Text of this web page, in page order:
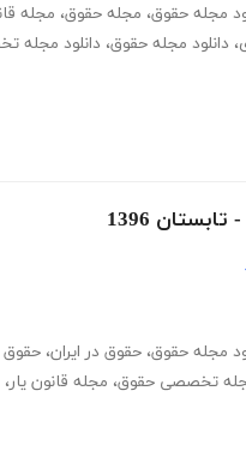
مجله حقوق، مجله حقوق، مجله
، دانلود مجله حقوق، دانلود مجله
1396
مجله حقوق، حقوق در ایران، حقوق
تخصصی حقوق، مجله قانون یار،